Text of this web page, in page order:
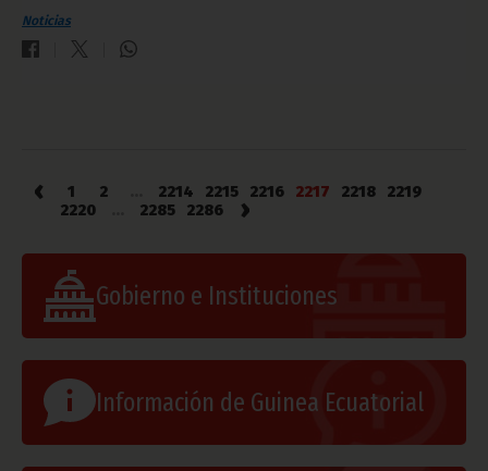
Noticias
‹ 1 2 2214 2215 2216 2217 2218
2219
2220
2285 2286 ›
Gobierno e Instituciones
Información de Guinea Ecuatorial